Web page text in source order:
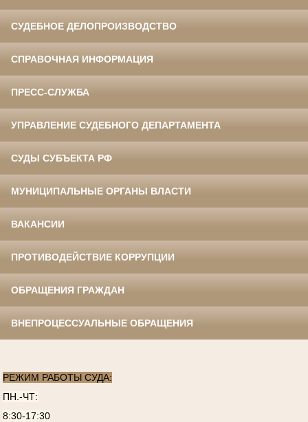
СУДЕБНОЕ ДЕЛОПРОИЗВОДСТВО
СПРАВОЧНАЯ ИНФОРМАЦИЯ
ПРЕСС-СЛУЖБА
УПРАВЛЕНИЕ СУДЕБНОГО ДЕПАРТАМЕНТА
СУДЫ СУБЪЕКТА РФ
МУНИЦИПАЛЬНЫЕ ОРГАНЫ ВЛАСТИ
ВАКАНСИИ
ПРОТИВОДЕЙСТВИЕ КОРРУПЦИИ
ОБРАЩЕНИЯ ГРАЖДАН
ВНЕПРОЦЕССУАЛЬНЫЕ ОБРАЩЕНИЯ
РЕЖИМ РАБОТЫ СУДА:
ПН.-ЧТ:
8:30-17:30